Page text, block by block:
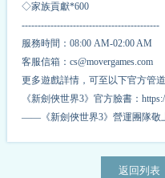
◇家族貢獻*600
-------------------------------------------
服務時間：08:00 AM-02:00 AM
客服信箱：cs@movergames.com
更多遊戲詳情，可至以下官方管道
《新劍俠世界3》官方臉書：
——《新劍俠世界3》營運團隊敬
返回列表